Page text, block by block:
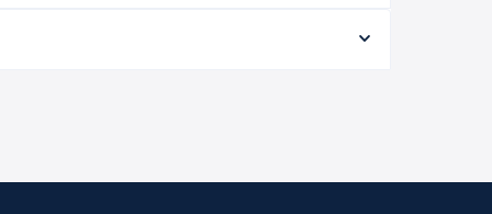
melhor oferta para o seu roteiro.